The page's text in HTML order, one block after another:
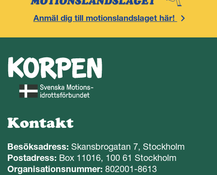
Anmäl dig till motionslandslaget här!
Kontakt
Besöksadress: Skansbrogatan 7, Stockholm
Postadress: Box 11016, 100 61 Stockholm
Organisationsnummer: 802001-8613